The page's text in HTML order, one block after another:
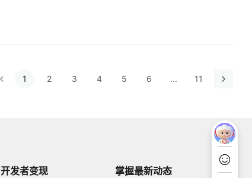
1 2 3 4 5 6 ... 11
开发者变现 掌握最新动态